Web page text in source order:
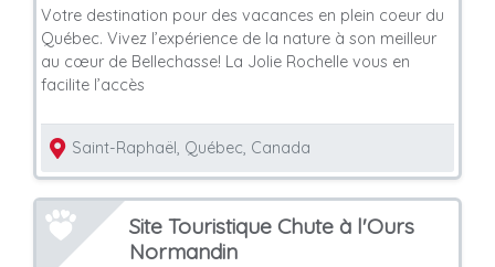
Votre destination pour des vacances en plein coeur du
Québec. Vivez l’expérience de la nature à son meilleur
au cœur de Bellechasse! La Jolie Rochelle vous en
facilite l’accès
Saint-Raphaël, Québec, Canada
Site Touristique Chute à l'Ours
Normandin